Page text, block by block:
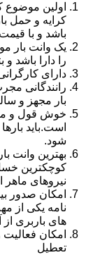
اولین موضوع
کرایه و حمل
باشد و با
یک وانت بار
را دارا باشد و
دارای
رانندگانی
بار مجهز و
خوش قول و
است.باید
شود.
بهترین وانت
کوچکترین
نیروهای ماهر
امکان صدور
نامه یکی از
های باربری
تعطیل